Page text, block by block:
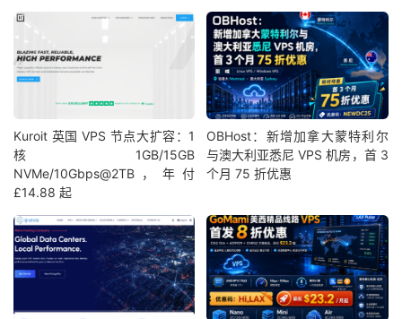
Kuroit 英国 VPS 节点大扩容：1
核1GB/15GB
NVMe/10Gbps@2TB，年付
£14.88 起
OBHost：新增加拿大蒙特利尔
与澳大利亚悉尼 VPS 机房，首 3
个月 75 折优惠